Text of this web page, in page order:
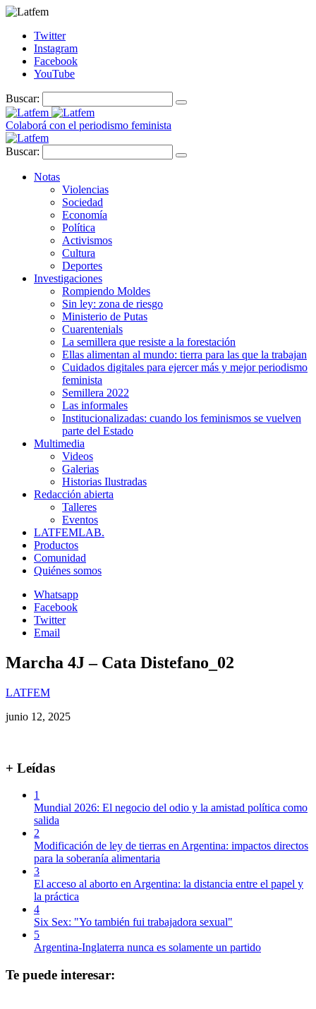
Twitter
Instagram
Facebook
YouTube
Buscar:
Colaborá con el periodismo feminista
Buscar:
Notas
Violencias
Sociedad
Economía
Política
Activismos
Cultura
Deportes
Investigaciones
Rompiendo Moldes
Sin ley: zona de riesgo
Ministerio de Putas
Cuarentenials
La semillera que resiste a la forestación
Ellas alimentan al mundo: tierra para las que la trabajan
Cuidados digitales para ejercer más y mejor periodismo
feminista
Semillera 2022
Las informales
Institucionalizadas: cuando los feminismos se vuelven
parte del Estado
Multimedia
Videos
Galerias
Historias Ilustradas
Redacción abierta
Talleres
Eventos
LATFEMLAB.
Productos
Comunidad
Quiénes somos
Whatsapp
Facebook
Twitter
Email
Marcha 4J – Cata Distefano_02
LATFEM
junio 12, 2025
+ Leídas
1
Mundial 2026: El negocio del odio y la amistad política como
salida
2
Modificación de ley de tierras en Argentina: impactos directos
para la soberanía alimentaria
3
El acceso al aborto en Argentina: la distancia entre el papel y
la práctica
4
Six Sex: "Yo también fui trabajadora sexual"
5
Argentina-Inglaterra nunca es solamente un partido
Te puede interesar: